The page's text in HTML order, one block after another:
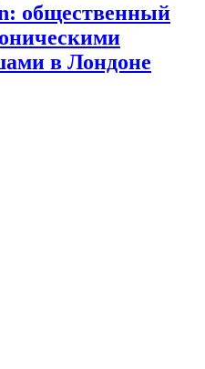
общественный
в Лондоне